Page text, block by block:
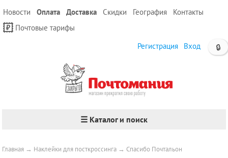
Новости Оплата Доставка Скидки География
Контакты
Почтовые тарифы
🔒
Регистрация Вход
☰ Каталог и поиск
Главная → Наклейки для посткроссинга → Спасибо Почтальон